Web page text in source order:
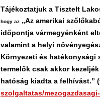
Tájékoztatjuk a Tisztelt
hogy az „Az amerikai
időpontja vármegyénként
valamint a helyi
Környezeti és
termelők csak akkor
hatóság kiadta a felhívást.”
szolgaltatas/